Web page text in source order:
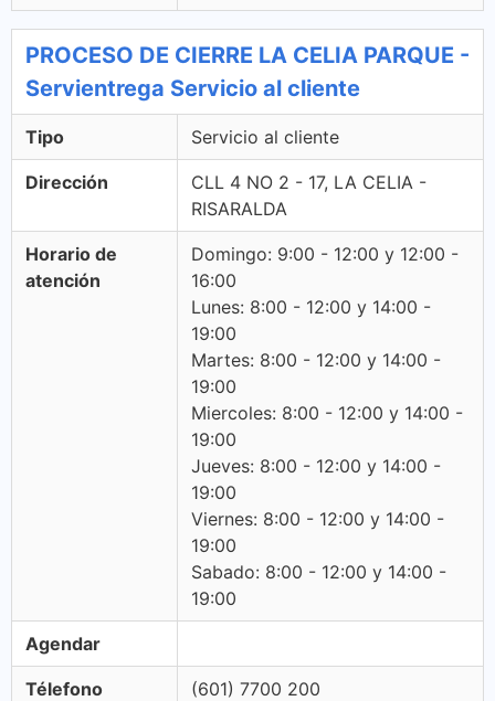
PROCESO DE CIERRE LA CELIA PARQUE -
Servientrega Servicio al cliente
Tipo Servicio al cliente
Dirección
CLL 4 NO 2 - 17, LA CELIA -
RISARALDA
Horario de
atención
Domingo: 9:00 - 12:00 y 12:00 -
16:00
Lunes: 8:00 - 12:00 y 14:00 -
19:00
Martes: 8:00 - 12:00 y 14:00 -
19:00
Miercoles: 8:00 - 12:00 y 14:00 -
19:00
Jueves: 8:00 - 12:00 y 14:00 -
19:00
Viernes: 8:00 - 12:00 y 14:00 -
19:00
Sabado: 8:00 - 12:00 y 14:00 -
19:00
Agendar
Télefono (601) 7700 200